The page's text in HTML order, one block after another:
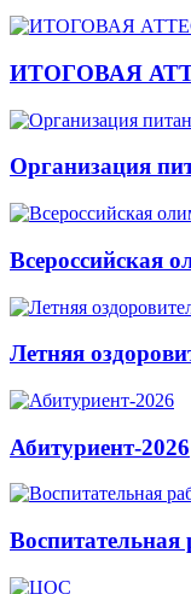
ИТОГОВАЯ
Организация
Всероссийская
Летняя
Абитуриент-2026
Воспитательная